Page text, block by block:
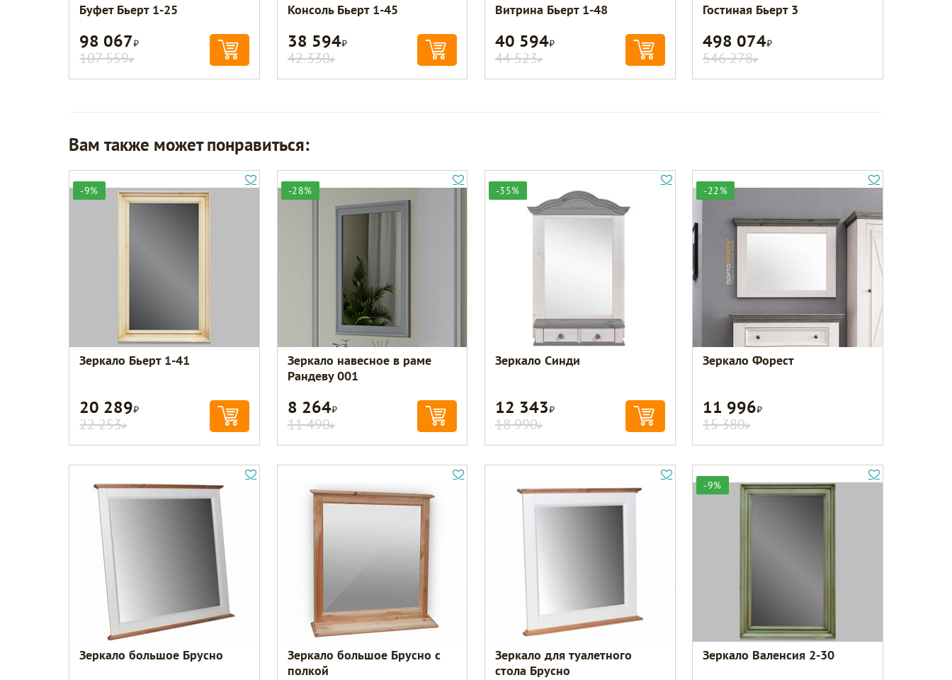
Буфет Бьерт 1-25
98 067Р
107 559Р
Консоль Бьерт 1-45
38 594Р
42 330Р
Витрина Бьерт 1-48
40 594Р
44 523Р
Гостиная Бьерт 3
498 074Р
546 278Р
Вам также может понравиться:
-9%
Зеркало Бьерт 1-41
20 289Р
22 253Р
-28%
Зеркало навесное в раме
Рандеву 001
8 264Р
11 490Р
-35%
Зеркало Синди
12 343Р
18 990Р
-22%
Зеркало Форест
11 996Р
15 380Р
Зеркало большое Брусно
Зеркало большое Брусно с
полкой
Зеркало для туалетного
стола Брусно
-9%
Зеркало Валенсия 2-30